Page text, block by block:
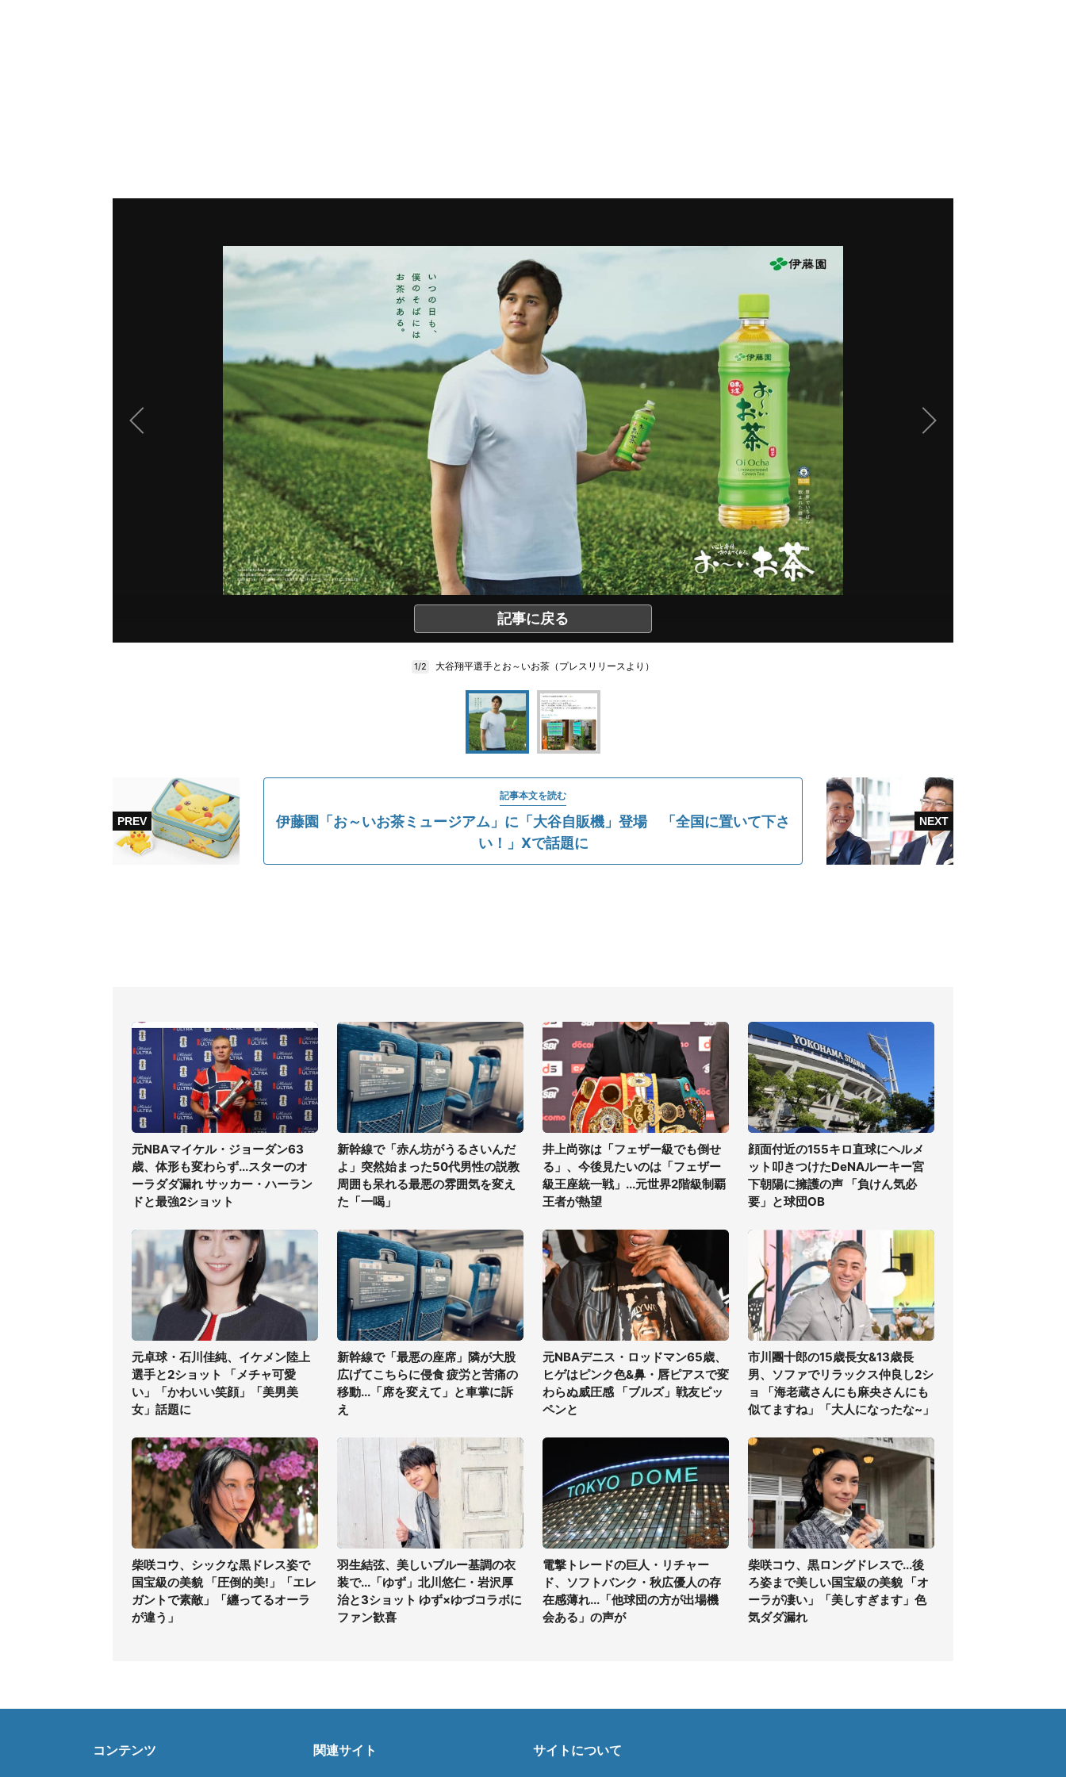
記事に戻る
1/2 大谷翔平選手とお～いお茶（プレスリリースより）
記事本文を読む
伊藤園「お～いお茶ミュージアム」に「大谷自販機」登場 「全国に置いて下さ
い！」Xで話題に
元NBAマイケル・ジョーダン63
歳、体形も変わらず...スターのオ
ーラダダ漏れ サッカー・ハーラン
ドと最強2ショット
新幹線で「赤ん坊がうるさいんだ
よ」突然始まった50代男性の説教
周囲も呆れる最悪の雰囲気を変え
た「一喝」
井上尚弥は「フェザー級でも倒せ
る」、今後見たいのは「フェザー
級王座統一戦」...元世界2階級制覇
王者が熱望
顔面付近の155キロ直球にヘルメ
ット叩きつけたDeNAルーキー宮
下朝陽に擁護の声 「負けん気必
要」と球団OB
元卓球・石川佳純、イケメン陸上
選手と2ショット 「メチャ可愛
い」「かわいい笑顔」「美男美
女」話題に
新幹線で「最悪の座席」隣が大股
広げてこちらに侵食 疲労と苦痛の
移動...「席を変えて」と車掌に訴
え
元NBAデニス・ロッドマン65歳、
ヒゲはピンク色&鼻・唇ピアスで変
わらぬ威圧感 「ブルズ」戦友ピッ
ペンと
市川團十郎の15歳長女&13歳長
男、ソファでリラックス仲良し2シ
ョ 「海老蔵さんにも麻央さんにも
似てますね」「大人になったな~」
柴咲コウ、シックな黒ドレス姿で
国宝級の美貌 「圧倒的美!」「エレ
ガントで素敵」「纏ってるオーラ
が違う」
羽生結弦、美しいブルー基調の衣
装で...「ゆず」北川悠仁・岩沢厚
治と3ショット ゆず×ゆづコラボに
ファン歓喜
電撃トレードの巨人・リチャー
ド、ソフトバンク・秋広優人の存
在感薄れ...「他球団の方が出場機
会ある」の声が
柴咲コウ、黒ロングドレスで...後
ろ姿まで美しい国宝級の美貌 「オ
ーラが凄い」「美しすぎます」色
気ダダ漏れ
コンテンツ 関連サイト サイトについて